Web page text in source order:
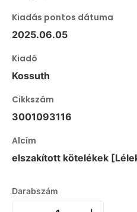
Kiadás pontos dátuma
2025.06.05
Kiadó
Kossuth
Cikkszám
3001093116
Alcím
elszakított kötelékek
Darabszám